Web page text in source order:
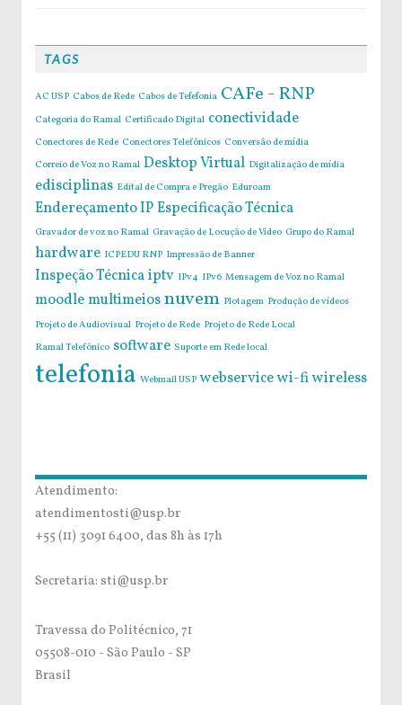
TAGS
AC USP Cabos de Rede Cabos de Tefefonia CAFe - RNP
Categoria do Ramal Certificado Digital conectividade
Conectores de Rede Conectores Telefônicos Conversão de mídia
Correio de Voz no Ramal Desktop Virtual Digitalização de mídia
edisciplinas Edital de Compra e Pregão Eduroam
Endereçamento IPEspecificação Técnica
Gravador de voz no Ramal Gravação de Locução de Vídeo Grupo do Ramal
hardware ICPEDU RNP Impressão de Banner
Inspeção Técnicaiptv IPv4 IPv6 Mensagem de Voz no Ramal
moodlemultimeiosnuvem Plotagem Produção de vídeos
Projeto de Audiovisual Projeto de Rede Projeto de Rede Local
Ramal Telefônico software Suporte em Rede local
telefonia Webmail USP webservicewi-fiwireless
Atendimento:
atendimentosti@usp.br
+55 (11) 3091 6400, das 8h às 17h
Secretaria: sti@usp.br
Travessa do Politécnico, 71
05508-010 - São Paulo - SP
Brasil